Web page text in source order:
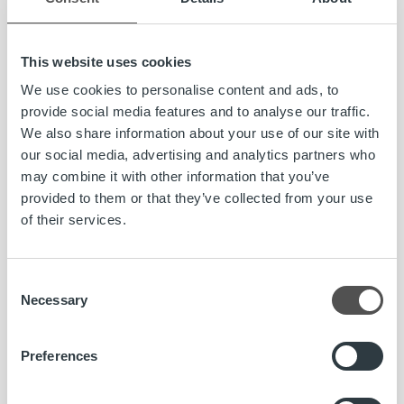
This website uses cookies
We use cookies to personalise content and ads, to
provide social media features and to analyse our traffic.
We also share information about your use of our site with
our social media, advertising and analytics partners who
may combine it with other information that you’ve
provided to them or that they’ve collected from your use
of their services.
Selection
Necessary
Preferences
– Päätehtäväni on seurata ja ymmärtää, mitä Ropon
liiketoiminnassa tapahtuu, tehdä ennusteita ja skenaarioita
tulevaisuuteen ja tuoda sitä tietoa johdolle ja
organisaatiolle. Vastaan myös sisäisestä BI-
järjestelmästämme ja teknisen taustastani ansiosta pystyn
kehittämään sitä itse sekä muutenkin hakemaan
tehtävässä on se, että kenelläkään ei ole yksinään kaikkea
tarvittavaa ymmärrystä ja ratkaisuja. Data on hyvä pohja
tulkitaan ja sen äärellä ideoidaan yhdessä, jolloin kaikkien